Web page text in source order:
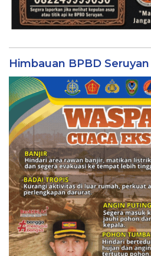
Himbauan BPBD Seruyan